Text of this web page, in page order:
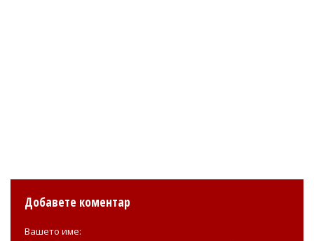
Добавете коментар
Вашето име: